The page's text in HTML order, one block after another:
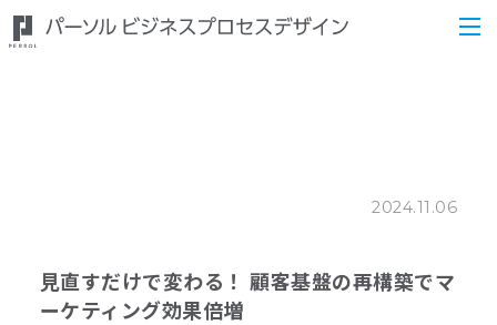
2024.11.06
見直すだけで変わる！ 顧客基盤の再構築でマ
ーケティング効果倍増